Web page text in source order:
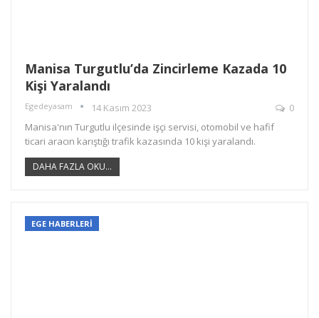
Manisa Turgutlu’da Zincirleme Kazada 10
Kişi Yaralandı
Egedeyasam 14 Kasım 2023
0
Manisa'nın Turgutlu ilçesinde işçi servisi, otomobil ve hafif
ticari aracın karıştığı trafik kazasında 10 kişi yaralandı.
DAHA FAZLA OKU...
EGE HABERLERİ